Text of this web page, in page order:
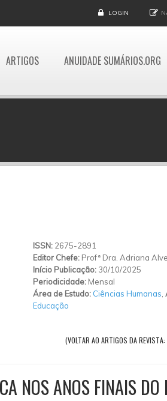
LOGIN
ARTIGOS ANUIDADE SUMÁRIOS.ORG
ISSN: 2675-2891
Editor Chefe: Profª Dra. Adriana
Início Publicação: 30/10/2025
Periodicidade: Mensal
Área de Estudo: Ciências Humanas
Educação
(VOLTAR AO ARTIGOS DA
NOS ANOS FINAIS DO